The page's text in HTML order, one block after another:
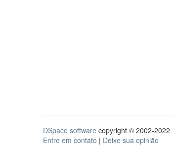
DSpace software copyright © 2002-2022
Entre em contato | Deixe sua opinião